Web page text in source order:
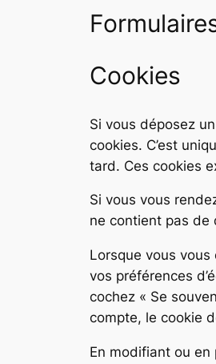
Cookies
Si vous déposez
cookies. C’est
tard. Ces cookies
Si vous vous
ne contient pas de
Lorsque vous
vos préférences
cochez « Se
compte, le cookie
En modifiant ou